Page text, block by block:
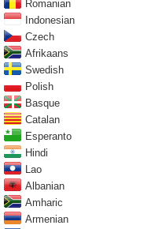
Romanian
Indonesian
Czech
Afrikaans
Swedish
Polish
Basque
Catalan
Esperanto
Hindi
Lao
Albanian
Amharic
Armenian